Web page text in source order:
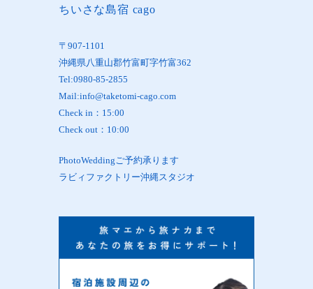
ちいさな島宿 cago
〒907-1101
沖縄県八重山郡竹富町字竹富362
Tel:0980-85-2855
Mail:info@taketomi-cago.com
Check in：15:00
Check out：10:00
PhotoWeddingご予約承ります
ラビィファクトリー沖縄スタジオ